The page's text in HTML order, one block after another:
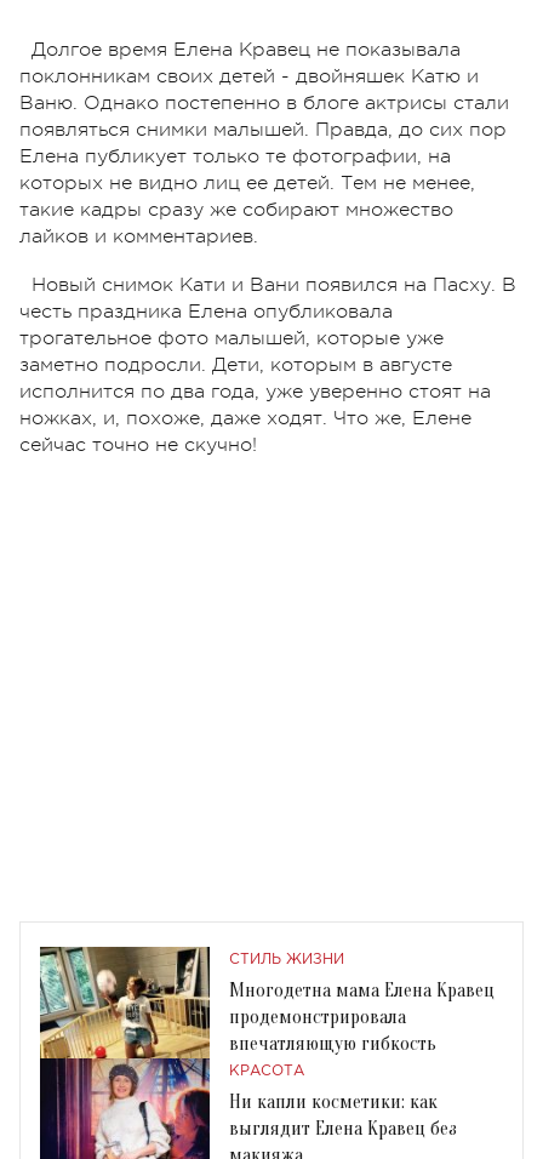
Долгое время Елена Кравец не показывала
поклонникам своих детей - двойняшек Катю и
Ваню. Однако постепенно в блоге актрисы стали
появляться снимки малышей. Правда, до сих пор
Елена публикует только те фотографии, на
которых не видно лиц ее детей. Тем не менее,
такие кадры сразу же собирают множество
лайков и комментариев.
Новый снимок Кати и Вани появился на Пасху. В
честь праздника Елена опубликовала
трогательное фото малышей, которые уже
заметно подросли. Дети, которым в августе
исполнится по два года, уже уверенно стоят на
ножках, и, похоже, даже ходят. Что же, Елене
сейчас точно не скучно!
СТИЛЬ ЖИЗНИ
Многодетна мама Елена Кравец
продемонстрировала
впечатляющую гибкость
КРАСОТА
Ни капли косметики: как
выглядит Елена Кравец без